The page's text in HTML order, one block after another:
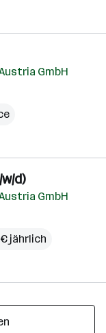
GmbH
d)
GmbH
jährlich